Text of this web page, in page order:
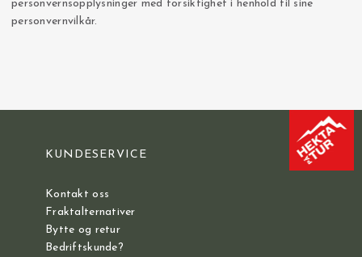
personvernsopplysninger med forsiktighet i henhold til sine
personvernvilkår.
KUNDESERVICE
Kontakt oss
Fraktalternativer
Bytte og retur
Bedriftskunde?